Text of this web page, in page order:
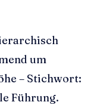
um
– Stichwort:
Führung.